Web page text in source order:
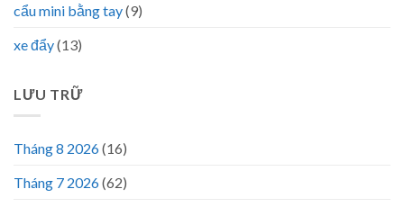
cẩu mini bằng tay(9)
xe đẩy(13)
LƯU TRỮ
Tháng 8 2026(16)
Tháng 7 2026(62)